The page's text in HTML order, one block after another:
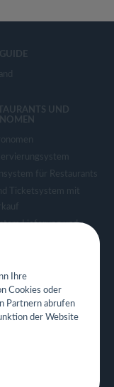
UND
für Restaurants
Ticketsystem mit
Lieferung und
für Restaurant
Ihre
Cookies oder
Partnern abrufen
der Website